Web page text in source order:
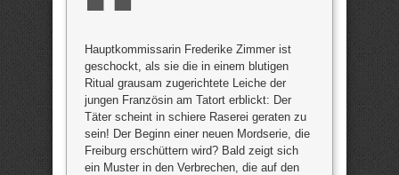
Hauptkommissarin Frederike Zimmer ist
geschockt, als sie die in einem blutigen
Ritual grausam zugerichtete Leiche der
jungen Französin am Tatort erblickt: Der
Täter scheint in schiere Raserei geraten zu
sein! Der Beginn einer neuen Mordserie, die
Freiburg erschüttern wird? Bald zeigt sich
ein Muster in den Verbrechen, die auf den